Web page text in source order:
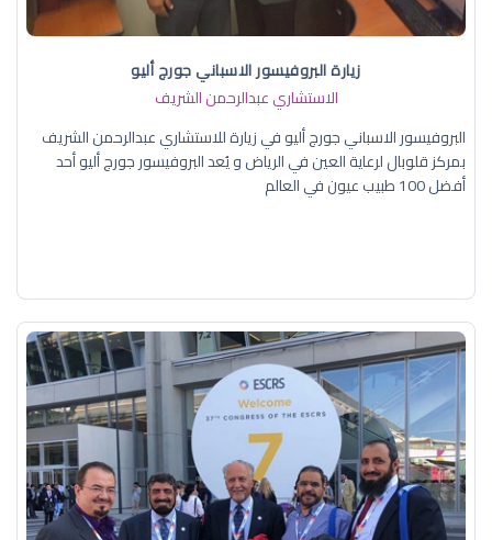
زيارة البروفيسور الاسباني جورج أليو
الاستشاري عبدالرحمن الشريف
البروفيسور الاسباني جورج أليو في زيارة للاستشاري عبدالرحمن الشريف
بمركز قلوبال لرعاية العين في الرياض و يُعد البروفيسور جورج أليو أحد
أفضل 100 طبيب عيون في العالم